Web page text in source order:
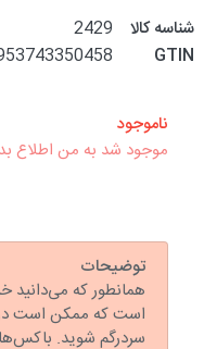
شناسه کالا
2429
GTIN
ناموجود
موجود شد به من اطلاع
توضیحات
همانطور که می‌دانید
است که ممکن است
سردرگم شوید.